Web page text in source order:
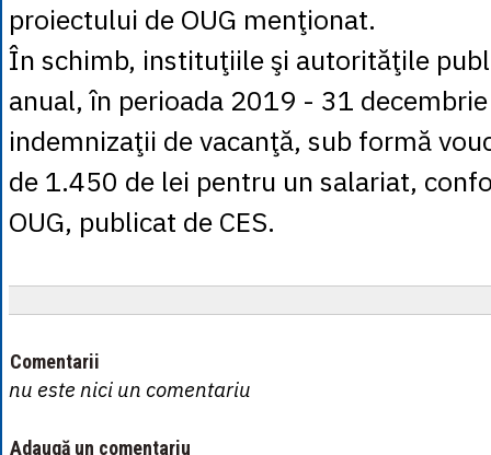
proiectului de OUG menţionat.
În schimb, instituţiile şi autorităţile
anual, în perioada 2019 - 31
indemnizaţii de vacanţă, sub formă
de 1.450 de lei pentru un salariat,
OUG, publicat de CES.
Comentarii
nu este nici un comentariu
Adaugă un comentariu